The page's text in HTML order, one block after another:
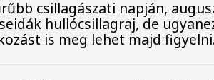
csillagászati napján,
hullócsillagraj, de
is meg lehet majd